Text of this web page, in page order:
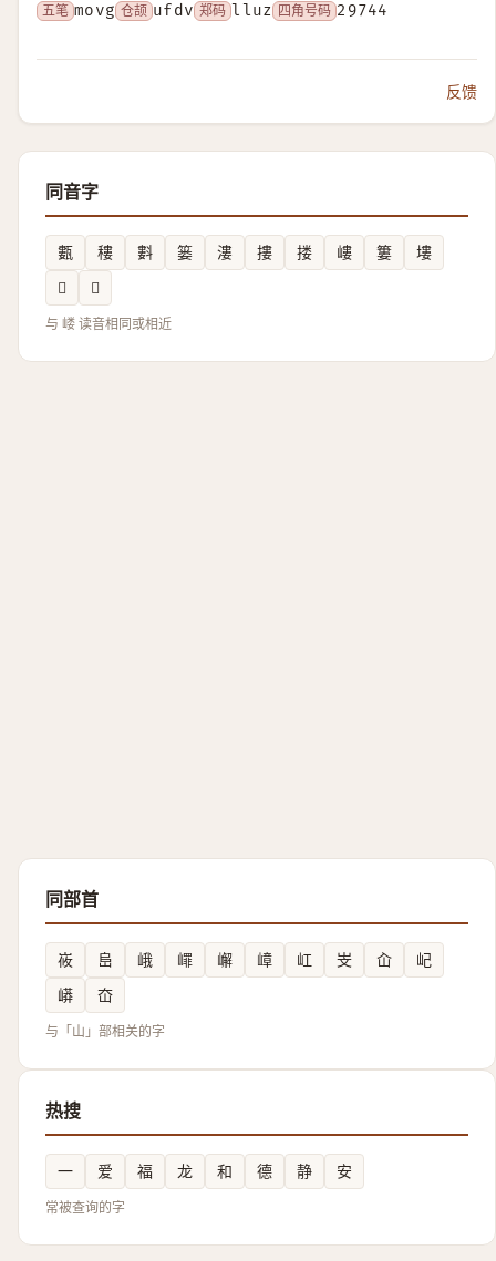
五笔 movg 仓颉 ufdv 郑码 lluz 四角号码 29744
反馈
同音字
甊 䅹 㪹 篓 漊 摟 搂 嶁 簍
塿
𡗆
𡰌
与 嵝 读音相同或相近
同部首
峳 峊 峨 嶵 嶰 嶂 屸 㞵 屳
屺
㟿
㞭
与「山」部相关的字
热搜
一 爱 福 龙 和 德 静 安
常被查询的字